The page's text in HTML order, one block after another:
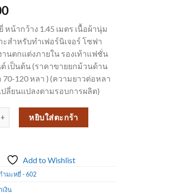
หน้ากว้าง 1.45 เมตร เนื้อผ้านุ่ม
ะสำหรับทำเฟอร์นิเจอร์ โซฟา
านตกแต่งภายใน รองเท้าแฟชั่น
ต์ เป็นต้น (ราคาขายยกม้วนด้าน
120 หลา ) (ความยาวต่อหลา
ปลี่ยนแปลงตามรอบการผลิต)
มะหยี่ 602-17 ชิ้นหยิบใส่ตะกร้า
Add to Wishlist
ำมะหยี่ - 602
เงิน